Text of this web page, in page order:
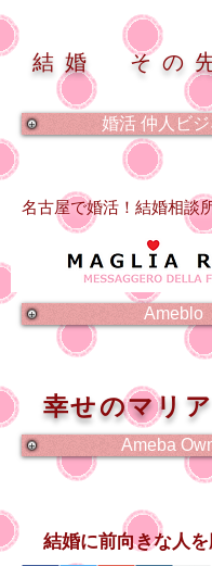
結婚 その
名古屋で婚活！結婚相談
幸せのマリ
結婚に前向きな人
Ameblo
Ameba
婚活 仲人ビジ